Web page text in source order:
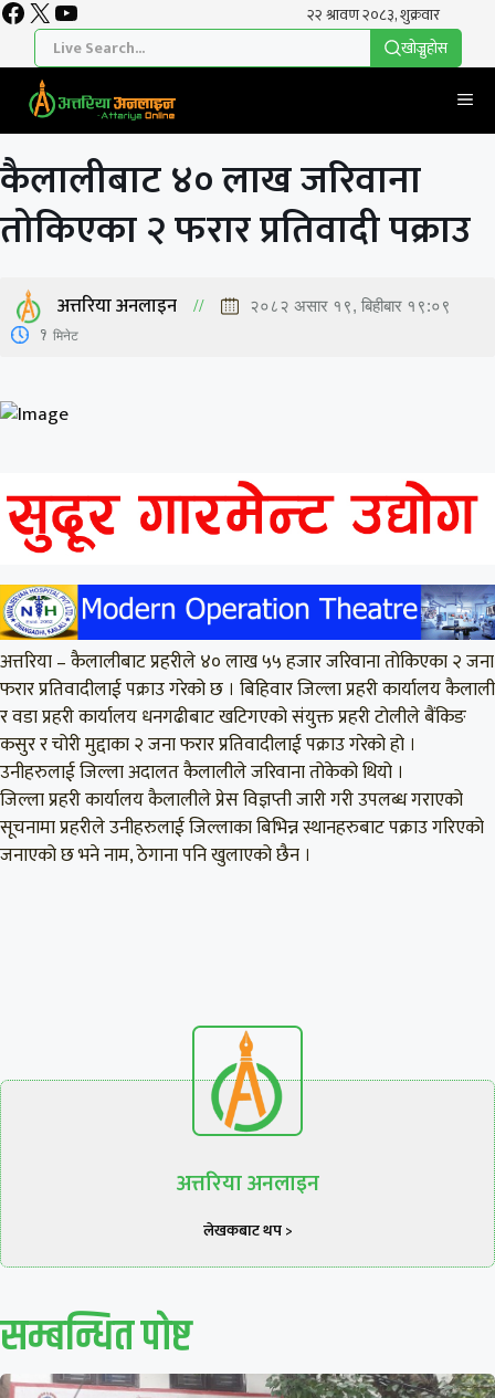
Skip
content
Facebook
X YouTube
खाेज्नुहाेस
कैलालीबाट ४० लाख जरिवाना
तोकिएका २ फरार प्रतिवादी पक्राउ
अत्तरिया अनलाइन २०८२ असार १९, बिहीबार १९:०९
1 मिनेट
अत्तरिया – कैलालीबाट प्रहरीले ४० लाख ५५ हजार जरिवाना तोकिएका २ जना
फरार प्रतिवादीलाई पक्राउ गरेको छ । बिहिवार जिल्ला प्रहरी कार्यालय कैलाली
र वडा प्रहरी कार्यालय धनगढीबाट खटिगएको संयुक्त प्रहरी टोलीले बैंकिङ
कसुर र चोरी मुद्दाका २ जना फरार प्रतिवादीलाई पक्राउ गरेको हो ।
उनीहरुलाई जिल्ला अदालत कैलालीले जरिवाना तोकेको थियो ।
जिल्ला प्रहरी कार्यालय कैलालीले प्रेस विज्ञप्ती जारी गरी उपलब्ध गराएको
सूचनामा प्रहरीले उनीहरुलाई जिल्लाका बिभिन्न स्थानहरुबाट पक्राउ गरिएको
जनाएको छ भने नाम, ठेगाना पनि खुलाएको छैन ।
अत्तरिया अनलाइन
लेखकबाट थप >
सम्बन्धित पाेष्ट